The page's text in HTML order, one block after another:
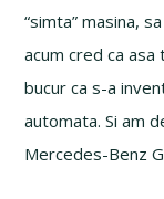
“simta” masina,
acum cred ca
bucur ca s-a
automata. Si am
Mercedes-Benz